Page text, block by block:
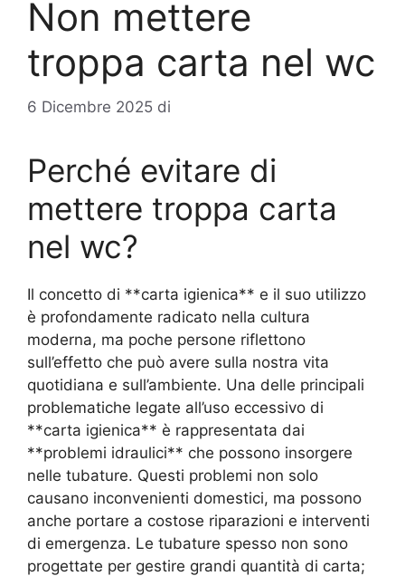
Non mettere
troppa carta nel wc
6 Dicembre 2025 di
Perché evitare di
mettere troppa carta
nel wc?
Il concetto di **carta igienica** e il suo utilizzo
è profondamente radicato nella cultura
moderna, ma poche persone riflettono
sull’effetto che può avere sulla nostra vita
quotidiana e sull’ambiente. Una delle principali
problematiche legate all’uso eccessivo di
**carta igienica** è rappresentata dai
**problemi idraulici** che possono insorgere
nelle tubature. Questi problemi non solo
causano inconvenienti domestici, ma possono
anche portare a costose riparazioni e interventi
di emergenza. Le tubature spesso non sono
progettate per gestire grandi quantità di carta;